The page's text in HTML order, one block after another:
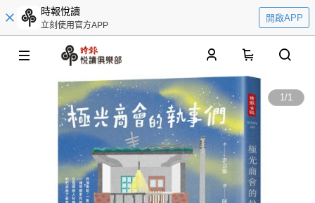
時報悅讀
立刻使用官方APP
開啟APP
1/1